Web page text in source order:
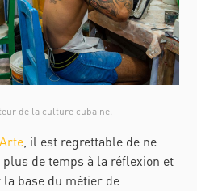
de la culture cubaine.
, il est regrettable de ne
de temps à la réflexion et
base du métier de